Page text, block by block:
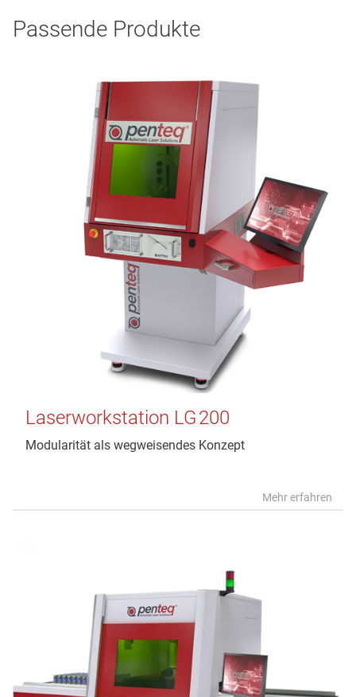
Passende Produkte
Laserworkstation LG 200
Modularität als wegweisendes Konzept
Mehr erfahren